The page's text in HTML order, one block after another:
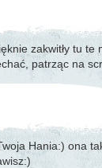
zakwitły tu te
patrząc na
Hania:) ona